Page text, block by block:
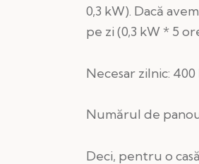
0,3 kW). Dacă
pe zi (0,3 kW * 5
Necesar zilnic:
Numărul de
Deci, pentru o